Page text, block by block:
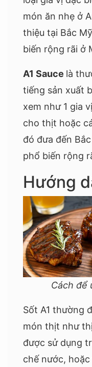
món ăn nhẹ ở
thiệu tại Bắc
biến rộng rãi ở
A1 Sauce là
tiếng sản xuất
xem như 1 gia
cho thịt hoặc
đó đưa đến
phổ biến rộng
Hướng
Cách để
Sốt A1 thường
món thịt như
được sử dụng
chế nước,